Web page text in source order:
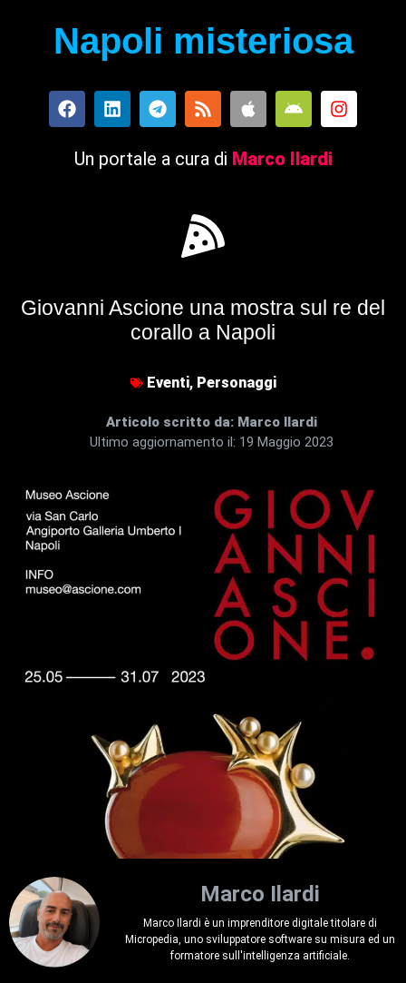
Napoli misteriosa
Un portale a cura di Marco Ilardi
Giovanni Ascione una mostra sul re del
corallo a Napoli
Eventi, Personaggi
Articolo scritto da: Marco Ilardi
Ultimo aggiornamento il: 19 Maggio 2023
Marco Ilardi
Marco Ilardi è un imprenditore digitale titolare di
Micropedia, uno sviluppatore software su misura ed un
formatore sull'intelligenza artificiale.